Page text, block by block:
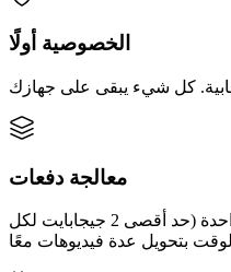
الخصوصية أولًا
معالجة دفعات
حوّل حتى 10 ملفات في مرة واحدة (حد أقصى 2 جيجابايت لكل